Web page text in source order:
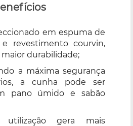
em espuma de
revestimento courvin,
durabilidade;
a máxima segurança
a cunha pode ser
pano úmido e sabão
gera mais